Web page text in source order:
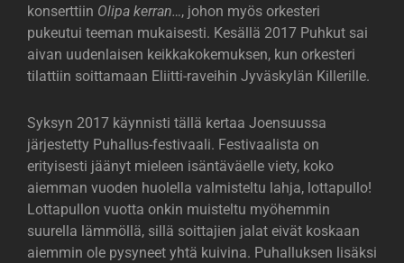
konserttiin Olipa kerran…, johon myös orkesteri
pukeutui teeman mukaisesti. Kesällä 2017 Puhkut sai
aivan uudenlaisen keikkakokemuksen, kun orkesteri
tilattiin soittamaan Eliitti-raveihin Jyväskylän Killerille.
Syksyn 2017 käynnisti tällä kertaa Joensuussa
järjestetty Puhallus-festivaali. Festivaalista on
erityisesti jäänyt mieleen isäntäväelle viety, koko
aiemman vuoden huolella valmisteltu lahja, lottapullo!
Lottapullon vuotta onkin muisteltu myöhemmin
suurella lämmöllä, sillä soittajien jalat eivät koskaan
aiemmin ole pysyneet yhtä kuivina. Puhalluksen lisäksi